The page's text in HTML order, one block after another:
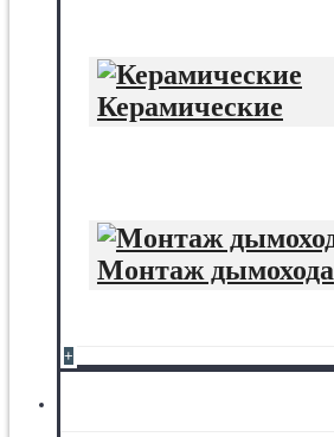
Керамические
Монтаж дымохода
+